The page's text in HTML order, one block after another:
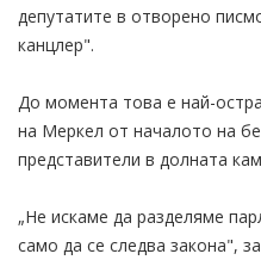
депутатите в отворено
канцлер".
До момента това е най-
на Меркел от началото на
представители в долната
„Не искаме да разделяме
само да се следва закона",